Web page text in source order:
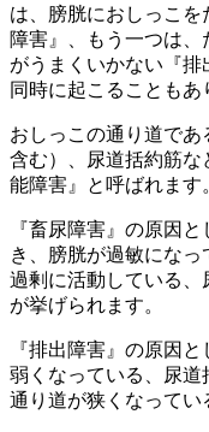
は、膀胱におしっこ
障害』、もう一つは
がうまくいかない『排
同時に起こることもあ
おしっこの通り道で
含む）、尿道括約筋
能障害』と呼ばれます
『畜尿障害』の原因
き、膀胱が過敏にな
過剰に活動している
が挙げられます。
『排出障害』の原因
弱くなっている、尿
通り道が狭くなってい